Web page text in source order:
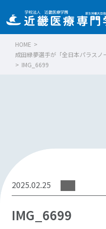
HOME >
成田緑夢選手が「全日本パラスノ
> IMG_6699
2025.02.25
IMG_6699